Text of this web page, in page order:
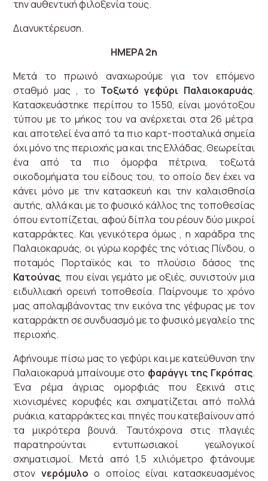
την αυθεντική φιλοξενία τους.
Διανυκτέρευση.
ΗΜΕΡΑ 2η
Μετά το πρωινό αναχωρούμε για τον επόμενο
σταθμό μας , το Τοξωτό γεφύρι Παλαιοκαρυάς.
Κατασκευάστηκε περίπου το 1550, είναι μονότοξου
τύπου με το μήκος του να ανέρχεται στα 26 μέτρα
και αποτελεί ένα από τα πιο καρτ-ποσταλικά σημεία
όχι μόνο της περιοχής μα και της Ελλάδας. Θεωρείται
ένα από τα πιο όμορφα πέτρινα, τοξωτά
οικοδομήματα του είδους του, το οποίο δεν έχει να
κάνει μόνο με την κατασκευή και την καλαισθησία
αυτής, αλλά και με το φυσικό κάλλος της τοποθεσίας
όπου εντοπίζεται, αφού δίπλα του ρέουν δύο μικροί
καταρράκτες. Και γενικότερα όμως , η χαράδρα της
Παλαιοκαρυάς, οι γύρω κορφές της νότιας Πίνδου, ο
ποταμός Πορταϊκός και το πλούσιο δάσος της
Κατούνας, που είναι γεμάτο με οξιές, συνιστούν μια
ειδυλλιακή ορεινή τοποθεσία. Παίρνουμε το χρόνο
μας απολαμβάνοντας την εικόνα της γέφυρας με τον
καταρράκτη σε συνδυασμό με το φυσικό μεγαλείο της
περιοχής.
Αφήνουμε πίσω μας το γεφύρι και με κατεύθυνση την
Παλαιοκαρυά μπαίνουμε στο φαράγγι της Γκρόπας.
Ένα ρέμα άγριας ομορφιάς που ξεκινά στις
χιονισμένες κορυφές και σχηματίζεται από πολλά
ρυάκια, καταρράκτες και πηγές που κατεβαίνουν από
τα μικρότερα βουνά. Ταυτόχρονα στις πλαγιές
παρατηρούνται εντυπωσιακοί γεωλογικοί
σχηματισμοί. Μετά από 1,5 χιλιόμετρο φτάνουμε
στον νερόμυλο ο οποίος είναι κατασκευασμένος